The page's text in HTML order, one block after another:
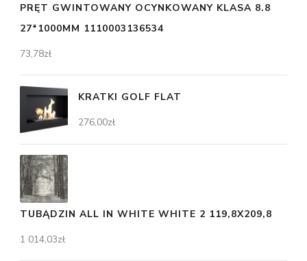
PRĘT GWINTOWANY OCYNKOWANY KLASA 8.8
27*1000MM 1110003136534
73,78zł
KRATKI GOLF FLAT
276,00zł
TUBĄDZIN ALL IN WHITE WHITE 2 119,8X209,8
1 014,03zł